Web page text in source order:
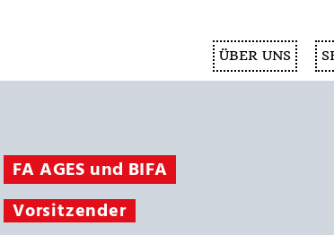
ÜBER UNS
FA AGES und BIFA
Vorsitzender